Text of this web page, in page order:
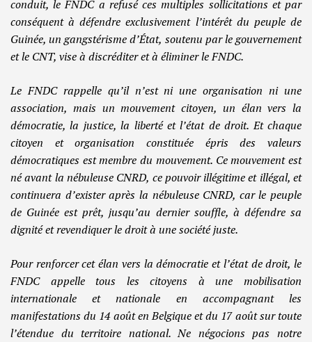
conduit, le FNDC a refusé ces multiples sollicitations et par
conséquent à défendre exclusivement l’intérêt du peuple de
Guinée, un gangstérisme d’État, soutenu par le gouvernement
et le CNT, vise à discréditer et à éliminer le FNDC.
Le FNDC rappelle qu’il n’est ni une organisation ni une
association, mais un mouvement citoyen, un élan vers la
démocratie, la justice, la liberté et l’état de droit. Et chaque
citoyen et organisation constituée épris des valeurs
démocratiques est membre du mouvement. Ce mouvement est
né avant la nébuleuse CNRD, ce pouvoir illégitime et illégal, et
continuera d’exister après la nébuleuse CNRD, car le peuple
de Guinée est prêt, jusqu’au dernier souffle, à défendre sa
dignité et revendiquer le droit à une société juste.
Pour renforcer cet élan vers la démocratie et l’état de droit, le
FNDC appelle tous les citoyens à une mobilisation
internationale et nationale en accompagnant les
manifestations du 14 août en Belgique et du 17 août sur toute
l’étendue du territoire national. Ne négocions pas notre